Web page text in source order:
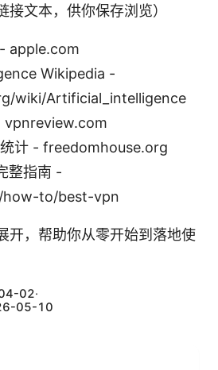
接文本，供你保存浏览）
apple.com
Wikipedia -
wiki/Artificial_intelligence
vpnreview.com
计 - freedomhouse.org
整指南 -
how-to/best-vpn
开，帮助你从零开始到落地使
02·
05-10